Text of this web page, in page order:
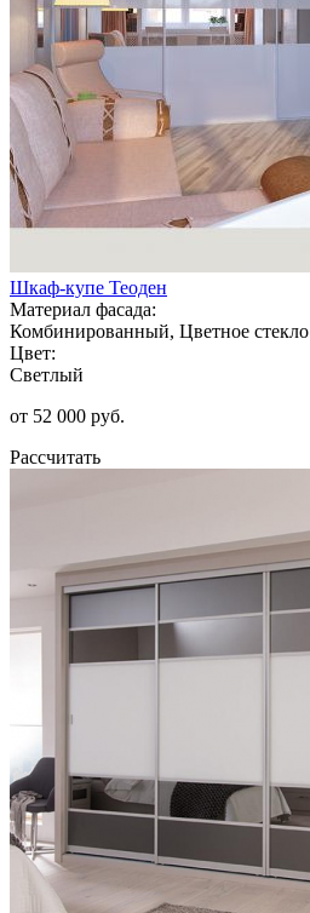
Шкаф-купе Теоден
Материал фасада:
Комбинированный, Цветное стекло
Цвет:
Светлый
от 52 000 руб.
Рассчитать